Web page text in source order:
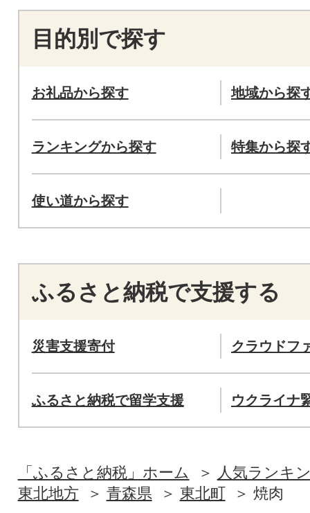
目的別で探す
お礼品から探す 地域から探
ランキングから探す 特集から探
使い道から探す
ふるさと納税で支援する
災害支援寄付 クラウドフ
ふるさと納税で留学支援 ウクライナ
「ふるさと納税」ホーム
人気ランキ
東北地方
青森県 東北町 焼肉